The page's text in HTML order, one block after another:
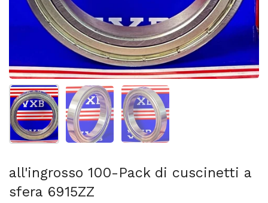
Mostra diapositiva 1Mostra diapositiva 2Mostra diapositiva 3
all'ingrosso 100-Pack di cuscinetti a
sfera 6915ZZ